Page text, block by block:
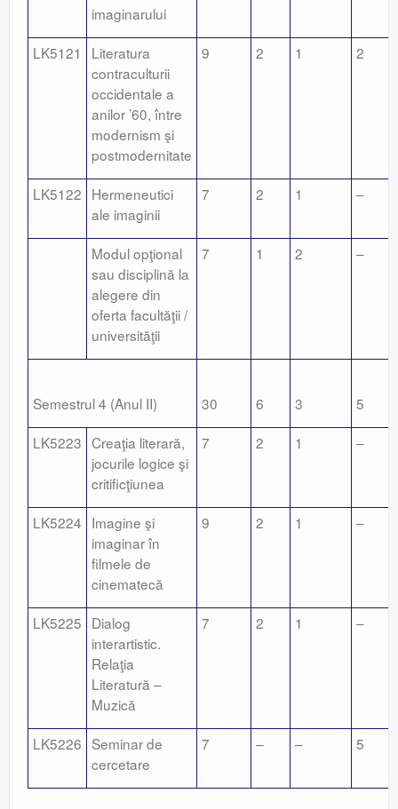
imaginarului
LK5121
Literatura
contraculturii
occidentale a
anilor ’60, între
modernism şi
postmodernitate
9 2 1 2
LK5122 Hermeneutici
ale imaginii
7 2 1 –
Modul opţional
sau disciplină la
alegere din
oferta facultăţii /
universităţii
7 1 2 –
Semestrul 4 (Anul II) 30 6 3
5
LK5223 Creaţia literară,
jocurile logice şi
critificţiunea
7 2 1 –
LK5224 Imagine şi
imaginar în
filmele de
cinematecă
9 2 1 –
LK5225 Dialog
interartistic.
Relaţia
Literatură –
Muzică
7 2 1 –
LK5226 Seminar de
cercetare
7 – – 5